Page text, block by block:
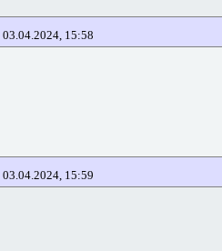
03.04.2024, 15:58
03.04.2024, 15:59